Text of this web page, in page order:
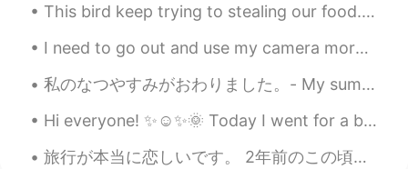
This bird keep trying to stealing our food. So I fed this bird green Chilli today. And then it...
I need to go out and use my camera more often, it's one of my favorite hobbies but I've been way ...
私のなつやすみがおわりました。- My summer vacation is over. 😓 とてもたのしいじかんをすごせました。- I had a great time. 😎 I am ba...
Hi everyone! ✨☺️✨🌞 Today I went for a bike ride in the morning. 🚴‍♂️🚴‍♀️ The weather was cold b...
旅行が本当に恋しいです。 2年前のこの頃プラハにいました。 プラハに行ったことがありますか？ I really miss traveling. I was in Prague around t...